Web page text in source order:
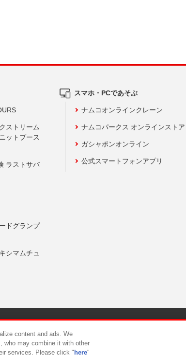
ストリーム
ットブース
ラストサバ
ドグランプ
シマムチュ
スマホ・PCであそぶ
ナムコオンラインクレーン
ナムコパークス オンラインストア
ガシャポンオンライン
公式スマートフォンアプリ
タマーハラスメント対応方針
content and ads. We
who may combine it with other
services. Please click " here"